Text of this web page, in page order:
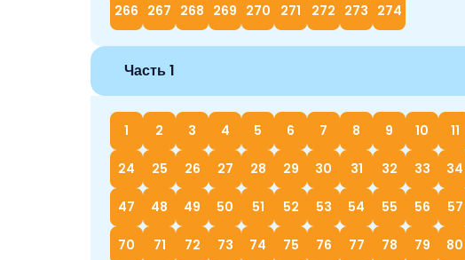
266 267 268 269 270 271 272 273 274
Часть 1
1 2 3 4 5 6 7 8 9 10 11
24 25 26 27 28 29 30 31 32 33 34
47 48 49 50 51 52 53 54 55 56 57
70 71 72 73 74 75 76 77 78 79 80